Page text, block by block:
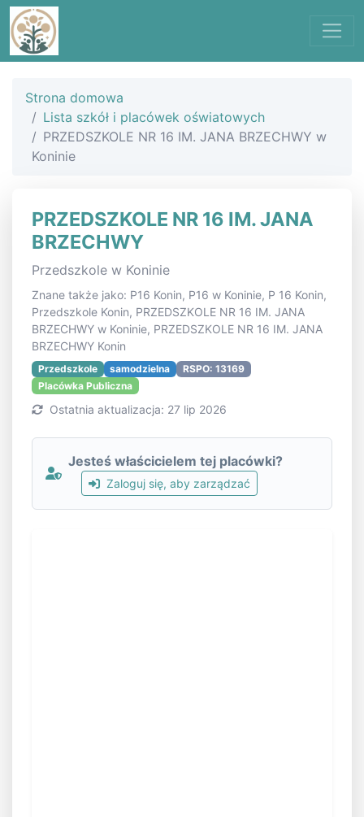
Strona domowa
Lista szkół i placówek oświatowych
PRZEDSZKOLE NR 16 IM. JANA BRZECHWY w
Koninie
PRZEDSZKOLE NR 16 IM. JANA
BRZECHWY
Przedszkole w Koninie
Znane także jako: P16 Konin, P16 w Koninie, P 16 Konin,
Przedszkole Konin, PRZEDSZKOLE NR 16 IM. JANA
BRZECHWY w Koninie, PRZEDSZKOLE NR 16 IM. JANA
BRZECHWY Konin
Przedszkole samodzielna
RSPO: 13169
Placówka Publiczna
Ostatnia aktualizacja: 27 lip 2026
Jesteś właścicielem tej placówki?
Zaloguj się, aby zarządzać